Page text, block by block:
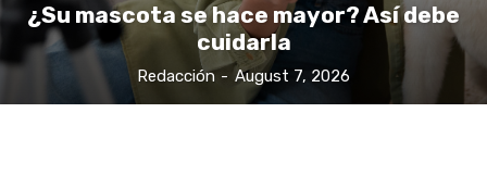
¿Su mascota se hace mayor? Así debe
cuidarla
Redacción - August 7, 2026